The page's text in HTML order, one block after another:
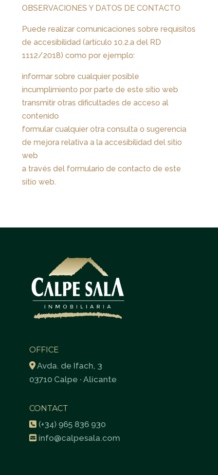
OBSERVACIONES Y DATOS DE CONTACTO
Puede realizar comunicaciones sobre requisitos
de accesibilidad (artículo 10.2.a del RD
1112/2018) como por ejemplo:
informar sobre cualquier posible
incumplimiento por parte de este sitio web
transmitir otras dificultades de acceso al
contenido
formular cualquier otra consulta o sugerencia
de mejora relativa a la accesibilidad del sitio
web
a través del formulario de contacto de este
sitio web.
OFFICE
Avda. de Ifach, 3
03710 Calpe · Alicante
CONTACT
(+34) 965 836 930
info@calpesala.com